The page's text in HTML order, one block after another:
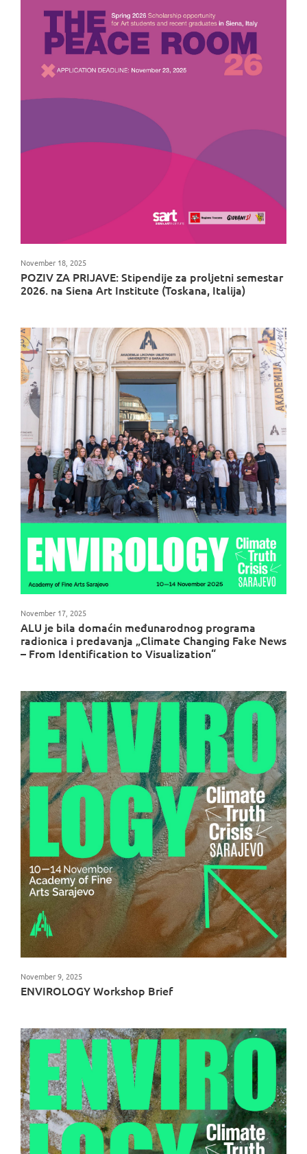
POZIV ZA PRIJAVE: Stipendije za proljetni semestar
2026. na Siena Art Institute (Toskana, Italija)
November 18, 2025
ALU je bila domaćin međunarodnog programa
radionica i predavanja „Climate Changing Fake News
– From Identification to Visualization“
November 17, 2025
ENVIROLOGY Workshop Brief
November 9, 2025